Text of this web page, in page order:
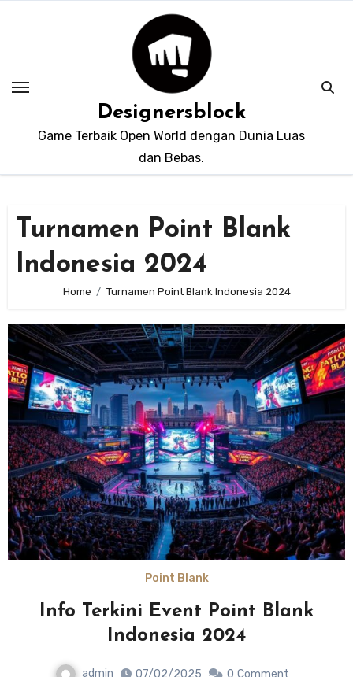
Designersblock
Game Terbaik Open World dengan Dunia Luas
dan Bebas.
Turnamen Point Blank
Indonesia 2024
Home Turnamen Point Blank Indonesia 2024
Point Blank
Info Terkini Event Point Blank
Indonesia 2024
admin 07/02/2025 0 Comment